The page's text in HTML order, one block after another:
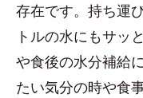
存在です。持ち運
トルの水にもサッ
や食後の水分補給
たい気分の時や食